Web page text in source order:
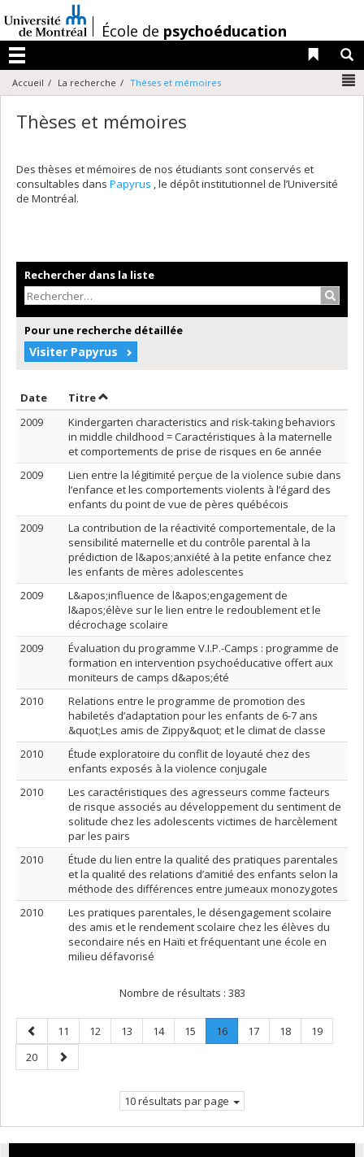
au
contenu
/École de psychoéducation
Menu
Liens
Accueil La recherche Thèses et mémoires
Thèses et mémoires
Des thèses et mémoires de nos étudiants sont conservés et
consultables dans Papyrus , le dépôt institutionnel de l’Université
de Montréal.
Rechercher dans la liste
Pour une recherche détaillée
Visiter Papyrus
Date Trier par date en ordre décroissant
TitreTrier par titre en ordre décroissant
2009
Kindergarten characteristics and risk-taking behaviors
in middle childhood = Caractéristiques à la maternelle
et comportements de prise de risques en 6e année
2009
Lien entre la légitimité perçue de la violence subie dans
l’enfance et les comportements violents à l’égard des
enfants du point de vue de pères québécois
2009
La contribution de la réactivité comportementale, de la
sensibilité maternelle et du contrôle parental à la
prédiction de l&apos;anxiété à la petite enfance chez
les enfants de mères adolescentes
2009
L&apos;influence de l&apos;engagement de
l&apos;élève sur le lien entre le redoublement et le
décrochage scolaire
2009
Évaluation du programme V.I.P.-Camps : programme de
formation en intervention psychoéducative offert aux
moniteurs de camps d&apos;été
2010
Relations entre le programme de promotion des
habiletés d’adaptation pour les enfants de 6-7 ans
&quot;Les amis de Zippy&quot; et le climat de classe
2010
Étude exploratoire du conflit de loyauté chez des
enfants exposés à la violence conjugale
2010
Les caractéristiques des agresseurs comme facteurs
de risque associés au développement du sentiment de
solitude chez les adolescents victimes de harcèlement
par les pairs
2010
Étude du lien entre la qualité des pratiques parentales
et la qualité des relations d’amitié des enfants selon la
méthode des différences entre jumeaux monozygotes
2010
Les pratiques parentales, le désengagement scolaire
des amis et le rendement scolaire chez les élèves du
secondaire nés en Haïti et fréquentant une école en
milieu défavorisé
Nombre de résultats : 383
Page
précédente
Page
11 Page
12 Page
13 Page
14 Page
15 Page
16.
Page
Page
17 Page
18 Page
19
Page
20
Page
suivante
10 résultats par page